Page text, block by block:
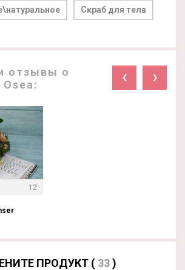
Скраб для тела
отзывы о
‹ ›
12
ПРОДУКТ ( 33)